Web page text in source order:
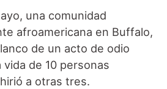
una comunidad
afroamericana en Buffalo,
de un acto de odio
de 10 personas
a otras tres.